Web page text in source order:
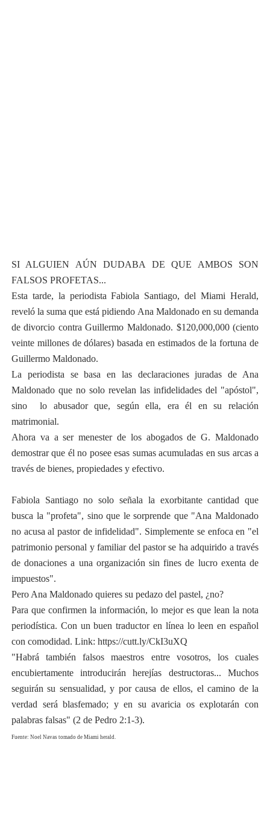
SI ALGUIEN AÚN DUDABA DE QUE AMBOS SON
FALSOS PROFETAS...
Esta tarde, la periodista Fabiola Santiago, del Miami Herald,
reveló la suma que está pidiendo Ana Maldonado en su demanda
de divorcio contra Guillermo Maldonado. $120,000,000 (ciento
veinte millones de dólares) basada en estimados de la fortuna de
Guillermo Maldonado.
La periodista se basa en las declaraciones juradas de Ana
Maldonado que no solo revelan las infidelidades del "apóstol",
sino lo abusador que, según ella, era él en su relación
matrimonial.
Ahora va a ser menester de los abogados de G. Maldonado
demostrar que él no posee esas sumas acumuladas en sus arcas a
través de bienes, propiedades y efectivo.
Fabiola Santiago no solo señala la exorbitante cantidad que
busca la "profeta", sino que le sorprende que "Ana Maldonado
no acusa al pastor de infidelidad". Simplemente se enfoca en "el
patrimonio personal y familiar del pastor se ha adquirido a través
de donaciones a una organización sin fines de lucro exenta de
impuestos".
Pero Ana Maldonado quieres su pedazo del pastel, ¿no?
Para que confirmen la información, lo mejor es que lean la nota
periodística. Con un buen traductor en línea lo leen en español
con comodidad. Link: https://cutt.ly/CkI3uXQ
"Habrá también falsos maestros entre vosotros, los cuales
encubiertamente introducirán herejías destructoras... Muchos
seguirán su sensualidad, y por causa de ellos, el camino de la
verdad será blasfemado; y en su avaricia os explotarán con
palabras falsas" (2 de Pedro 2:1-3).
Fuente: Noel Navas tomado de Miami herald.